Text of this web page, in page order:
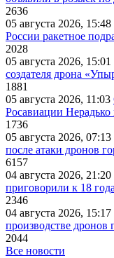
2636
05 августа 2026, 15:48
России ракетное
2028
05 августа 2026, 15:01
создателя дрона
1881
05 августа 2026, 11:03
Росавиации
1736
05 августа 2026, 07:13
после атаки дронов
6157
04 августа 2026, 21:20
приговорили к 18
2346
04 августа 2026, 15:17
производстве
2044
Все новости